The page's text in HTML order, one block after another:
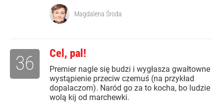
Magdalena Środa
Cel, pal!
Premier nagle się budzi i wygłasza gwałtowne
wystąpienie przeciw czemuś (na przykład
dopalaczom). Naród go za to kocha, bo ludzie
wolą kij od marchewki.
36